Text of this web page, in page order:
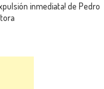
inmediata! de Pedro